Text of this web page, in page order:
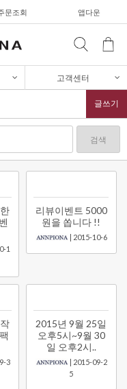
문조회 앱다운
고객센터
글쓰기
검색
1
리뷰이벤트 5000
원을 쏩니다 !!
| 2015-10-6
3
2015년 9월 25일
오후5시~9월 30
일 오후2시..
| 2015-09-2
5